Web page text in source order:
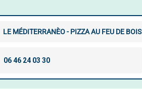
LE MÉDITERRANÈO - PIZZA AU FEU DE BOIS